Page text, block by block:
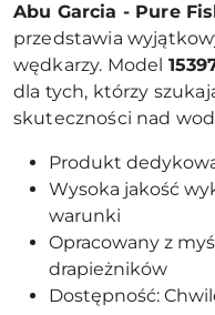
Abu Garcia - Pure
przedstawia
wędkarzy. Model
dla tych, którzy
skuteczności nad
Produkt
Wysoka jakość
warunki
Opracowany z
drapieżników
Dostępność: